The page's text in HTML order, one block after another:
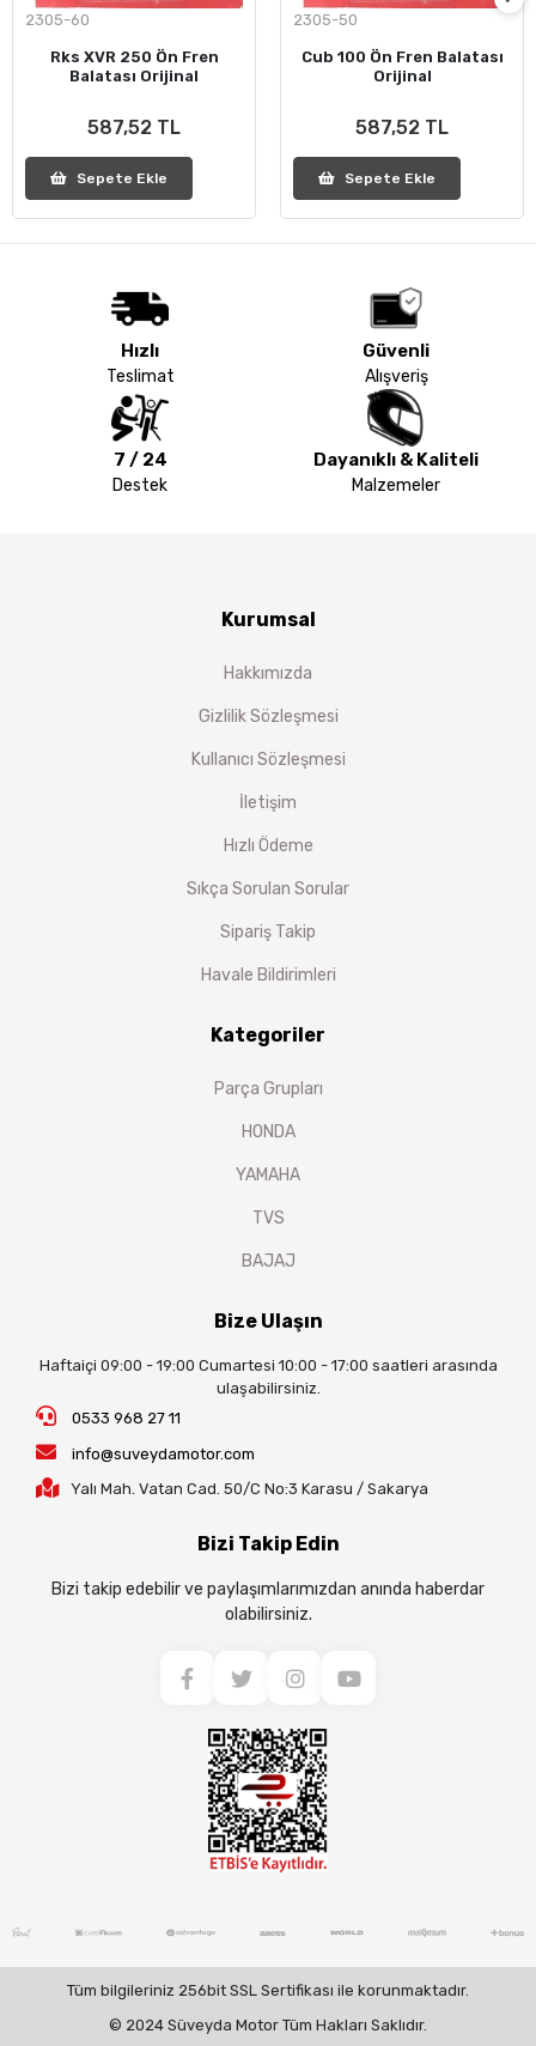
2305-60
Rks XVR 250 Ön Fren
Balatası Orijinal
587,52 TL
Sepete Ekle
2305-50
Cub 100 Ön Fren Balatası
Orijinal
587,52 TL
Sepete Ekle
Hızlı
Teslimat
Güvenli
Alışveriş
7 / 24
Destek
Dayanıklı & Kaliteli
Malzemeler
Kurumsal
Hakkımızda
Gizlilik Sözleşmesi
Kullanıcı Sözleşmesi
İletişim
Hızlı Ödeme
Sıkça Sorulan Sorular
Sipariş Takip
Havale Bildirimleri
Kategoriler
Parça Grupları
HONDA
YAMAHA
TVS
BAJAJ
Bize Ulaşın
Haftaiçi 09:00 - 19:00 Cumartesi 10:00 - 17:00 saatleri arasında
ulaşabilirsiniz.
0533 968 27 11
info@suveydamotor.com
Yalı Mah. Vatan Cad. 50/C No:3 Karasu / Sakarya
Bizi Takip Edin
Bizi takip edebilir ve paylaşımlarımızdan anında haberdar
olabilirsiniz.
Tüm bilgileriniz 256bit SSL Sertifikası ile korunmaktadır.
© 2024 Süveyda Motor Tüm Hakları Saklıdır.